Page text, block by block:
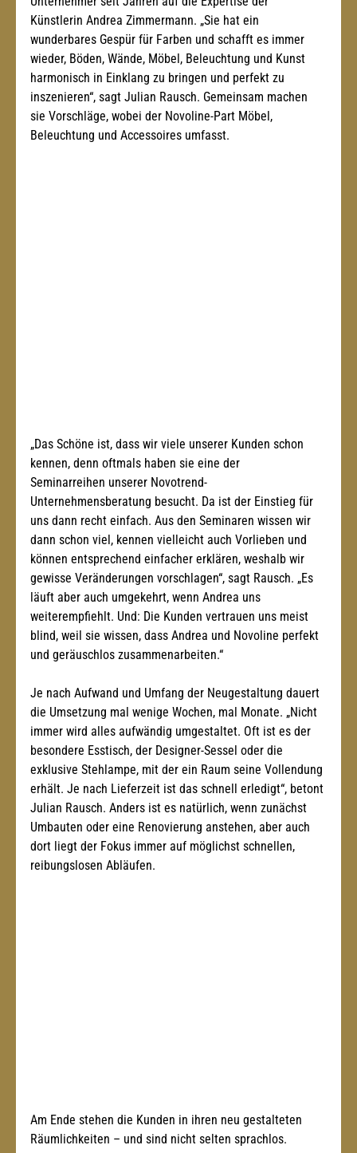
Künstlerin Andrea Zimmermann. „Sie hat ein
wunderbares Gespür für Farben und schafft es immer
wieder, Böden, Wände, Möbel, Beleuchtung und Kunst
harmonisch in Einklang zu bringen und perfekt zu
inszenieren“, sagt Julian Rausch. Gemeinsam machen
sie Vorschläge, wobei der Novoline-Part Möbel,
Beleuchtung und Accessoires umfasst.
„Das Schöne ist, dass wir viele unserer Kunden schon
kennen, denn oftmals haben sie eine der
Seminarreihen unserer Novotrend-
Unternehmensberatung besucht. Da ist der Einstieg für
uns dann recht einfach. Aus den Seminaren wissen wir
dann schon viel, kennen vielleicht auch Vorlieben und
können entsprechend einfacher erklären, weshalb wir
gewisse Veränderungen vorschlagen“, sagt Rausch. „Es
läuft aber auch umgekehrt, wenn Andrea uns
weiterempfiehlt. Und: Die Kunden vertrauen uns meist
blind, weil sie wissen, dass Andrea und Novoline perfekt
und geräuschlos zusammenarbeiten.“
Je nach Aufwand und Umfang der Neugestaltung dauert
die Umsetzung mal wenige Wochen, mal Monate. „Nicht
immer wird alles aufwändig umgestaltet. Oft ist es der
besondere Esstisch, der Designer-Sessel oder die
exklusive Stehlampe, mit der ein Raum seine Vollendung
erhält. Je nach Lieferzeit ist das schnell erledigt“, betont
Julian Rausch. Anders ist es natürlich, wenn zunächst
Umbauten oder eine Renovierung anstehen, aber auch
dort liegt der Fokus immer auf möglichst schnellen,
reibungslosen Abläufen.
Am Ende stehen die Kunden in ihren neu gestalteten
Räumlichkeiten – und sind nicht selten sprachlos.